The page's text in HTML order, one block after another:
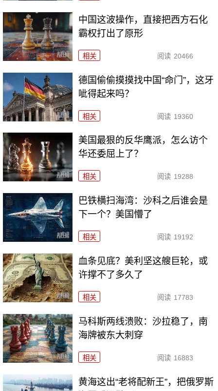
中国这波操作，直接把西方石化
霸权打出了原形
相关 阅读 20466
德国偷偷摸摸找中国“命门”，这牙
呲得起来吗？
相关 阅读 19360
美国最狠的反华鹰派，怎么访个
华还委屈上了？
相关 阅读 19288
巴铁横扫海湾：沙科之后谁会是
下一个？美国懵了
相关 阅读 19192
血条见底？美利坚这艘巨轮，或
许撑不了多久了
相关 阅读 17783
马科斯两线溃败：沙拉稳了，南
海牌被东大刺穿
相关 阅读 16883
黄海这出“老将配新王”，把俄罗斯